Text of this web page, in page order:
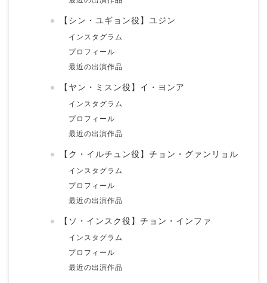
【シン・ユギョン役】ユジン
インスタグラム
プロフィール
最近の出演作品
【ヤン・ミスン役】イ・ヨンア
インスタグラム
プロフィール
最近の出演作品
【ク・イルチュン役】チョン・グァンリョル
インスタグラム
プロフィール
最近の出演作品
【ソ・インスク役】チョン・インファ
インスタグラム
プロフィール
最近の出演作品